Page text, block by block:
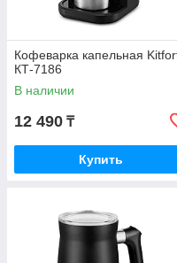
Кофеварка капельная
КТ-7186
В наличии
12 490 ₸
Купить